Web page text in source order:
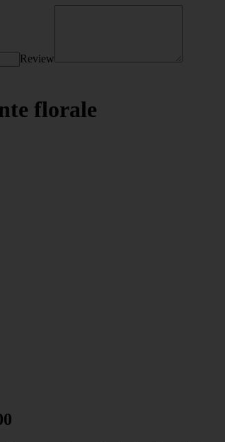
Review
florale